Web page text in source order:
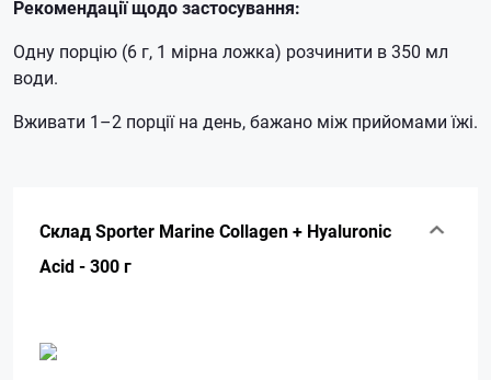
Рекомендації щодо застосування:
Одну порцію (6 г, 1 мірна ложка) розчинити в 350 мл
води.
Вживати 1–2 порції на день, бажано між прийомами їжі.
Склад Sporter Marine Collagen + Hyaluronic
Acid - 300 г